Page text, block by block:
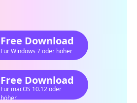
Free Download
Für Windows 7 oder höher
Free Download
Für macOS 10.12 oder
höher